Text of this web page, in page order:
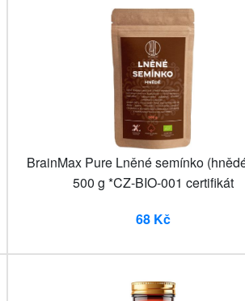
BrainMax Pure Lněné semínko
500 g *CZ-BIO-001 certifikát
68 Kč